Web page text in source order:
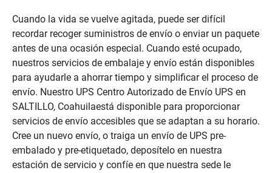
Cuando la vida se vuelve agitada, puede ser difícil
recordar recoger suministros de envío o enviar un paquete
antes de una ocasión especial. Cuando esté ocupado,
nuestros servicios de embalaje y envío están disponibles
para ayudarle a ahorrar tiempo y simplificar el proceso de
envío. Nuestro UPS Centro Autorizado de Envío UPS en
SALTILLO, Coahuilaestá disponible para proporcionar
servicios de envío accesibles que se adaptan a su horario.
Cree un nuevo envío, o traiga un envío de UPS pre-
embalado y pre-etiquetado, deposítelo en nuestra
estación de servicio y confíe en que nuestra sede le